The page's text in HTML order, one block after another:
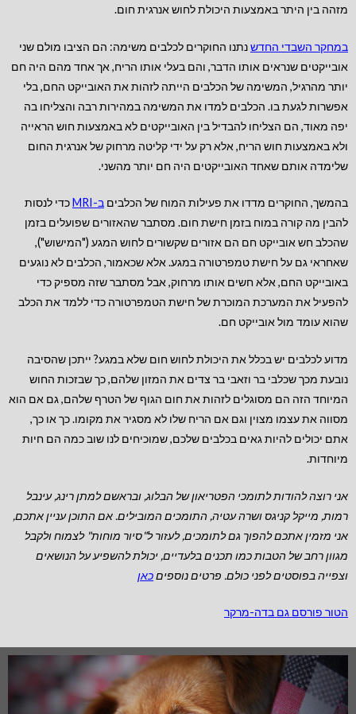
מזהה בין היתר באמצעות היכולת לחוש אנרגית חום.
במחקר השבדי החדשנתנו החוקרים לכלבים משימה: הם הציבו מולם שני
אובייקטים שנראים אותו הדבר, והם בעלי אותו הריח, אך אחד מהם היה חם
יותר מהרגיל, המשימה של הכלבים הייתה לזהות את האובייקט החם, בלי
אפשרות לגעת בו. הכלבים למדו את המשימה במהירות רבה והצליחו בה
יפה מאוד, הם הצליחו להבדיל בין האובייקטים לא באמצעות חוש הראייה
ולא באמצעות חוש הריח, אלא רק על ידי קליטה מרחוק של אנרגית החום
שלימדה אותם שאחד האובייקטים היה חם יותר מהשני.
בהמשך, החוקרים מדדו את פעילות המוח של הכלביםב-MRI
כדי לנסות
להבין מה קורה במוח בזמן חישת חום. מסתבר שהאזורים שפועלים בזמן
שהכלב חש אובייקט חם הם אזורים שקשורים לחוש המגע ("המישוש"),
שאחראי גם על חישת טמפרטורה במגע. אלא שכאמור, הכלבים לא נוגעים
באובייקט החם, אלא חשים אותו מרחוק, אבל מסתבר שזה מספיק כדי
להפעיל את המערכת המוכרת של חישת הטמפרטורה כדי ללמד את הכלב
שהוא עומד מול אובייקט חם.
מדוע לכלבים יש בכלל את היכולת לחוש חום שלא במגע? ייתכן שהסיבה
נובעת מכך שכלבי בר וזאבי בר צדים את המזון שלהם, כך שבזכות החוש
המיוחד הזה הם מסוגלים לזהות את חום הגוף של הטרף שלהם, גם אם הוא
מסווה את עצמו מצוין וגם אם הריח שלו לא מסגיר את מקומו. כך או כך,
אתם יכולים להיות גאים בכלבים שלכם, שמוכיחים לנו שוב כמה הם חיות
מיוחדות.
אני רוצה להודות לתומכי הפטריאון של הבלוג, ובראשם למתן רינג, עינבל
רמות, מייקל קניגס ושרה עטיה, התומכים המובילים.אם התוכן עניין אתכם,
אני מזמין אתכם להפוך גם לתומכים, לעזור ל"סיור מוחות" לצמוח ולקבל
מגוון רחב של הטבות כמו תכנים בלעדיים, יכולת להשפיע על הנושאים
וצפייה בפוסטים לפני כולם. פרטים נוספיםכאן
הטור פורסם גם בדה-מרקר